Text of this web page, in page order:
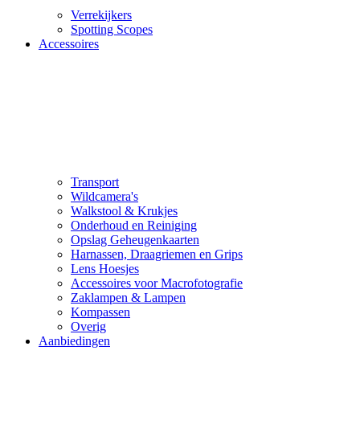
Verrekijkers
Spotting Scopes
Accessoires
Transport
Wildcamera's
Walkstool & Krukjes
Onderhoud en Reiniging
Opslag Geheugenkaarten
Harnassen, Draagriemen en Grips
Lens Hoesjes
Accessoires voor Macrofotografie
Zaklampen & Lampen
Kompassen
Overig
Aanbiedingen